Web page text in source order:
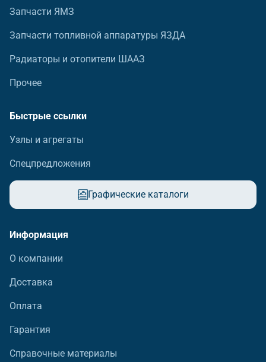
Запчасти ЯМЗ
Запчасти топливной аппаратуры ЯЗДА
Радиаторы и отопители ШААЗ
Прочее
Быстрые ссылки
Узлы и агрегаты
Спецпредложения
Графические каталоги
Информация
О компании
Доставка
Оплата
Гарантия
Справочные материалы